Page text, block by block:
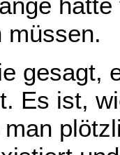
müssen.
gesagt,
Es ist,